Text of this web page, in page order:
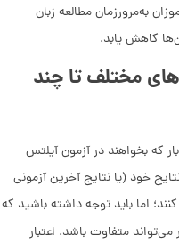
به‌مرورزمان مطالعه زبان
کاهش یابد.
مختلف تا چند
که بخواهند در آزمون آیلتس
خود (یا نتایج آخرین آزمونی
اما باید توجه داشته باشید که
متفاوت باشد. اعتبار